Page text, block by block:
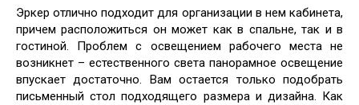
Эркер отлично подходит для организации в нем кабинета,
причем расположиться он может как в спальне, так и в
гостиной. Проблем с освещением рабочего места не
возникнет – естественного света панорамное освещение
впускает достаточно. Вам остается только подобрать
письменный стол подходящего размера и дизайна. Как